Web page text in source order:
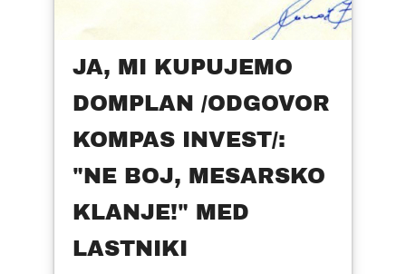
JA, MI KUPUJEMO
DOMPLAN /ODGOVOR
KOMPAS INVEST/:
"NE BOJ, MESARSKO
KLANJE!" MED
LASTNIKI